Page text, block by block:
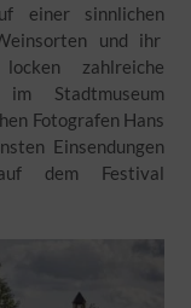
einer sinnlichen
und ihr
zahlreiche
Stadtmuseum
Fotografen Hans
Einsendungen
dem Festival